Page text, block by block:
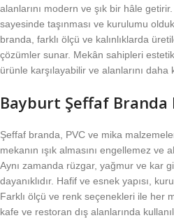
alanlarını modern ve şık bir hâle
sayesinde taşınması ve kurulumu
branda, farklı ölçü ve kalınlıklarda
çözümler sunar. Mekân sahipleri
ürünle karşılayabilir ve alanlarını
Bayburt Şeffaf Branda
Şeffaf branda, PVC ve mika
mekanın ışık almasını engellemez ve
Aynı zamanda rüzgar, yağmur ve kar
dayanıklıdır. Hafif ve esnek yapısı,
Farklı ölçü ve renk seçenekleri ile her
kafe ve restoran dış alanlarında